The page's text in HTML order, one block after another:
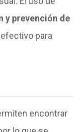
y prevención de
para
encontrar